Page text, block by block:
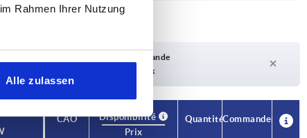
Rahmen Ihrer Nutzung
Alle zulassen
Délai de livraison sur demande
Actuellement pas en stock
CAO
Disponibilité
Prix
QuantitéCommander